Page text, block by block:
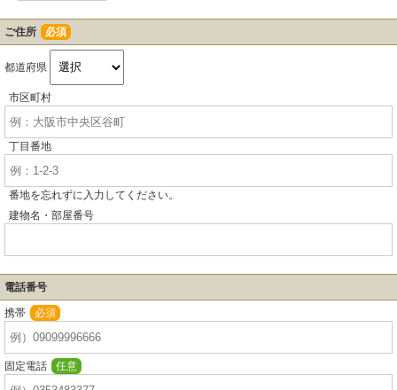
ご住所 必須
都道府県
市区町村
丁目番地
番地を忘れずに入力してください。
建物名・部屋番号
電話番号
携帯 必須
固定電話 任意